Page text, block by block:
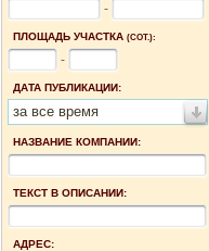
-
ПЛОЩАДЬ УЧАСТКА (СОТ.):
-
ДАТА ПУБЛИКАЦИИ:
за все время
НАЗВАНИЕ КОМПАНИИ:
ТЕКСТ В ОПИСАНИИ:
АДРЕС: